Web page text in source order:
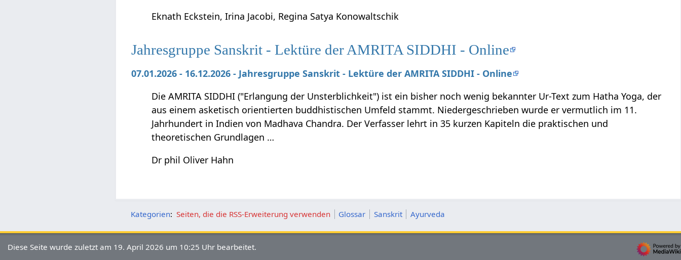
Eknath Eckstein, Irina Jacobi, Regina Satya Konowaltschik
Jahresgruppe Sanskrit - Lektüre der AMRITA SIDDHI - Online
07.01.2026 - 16.12.2026 - Jahresgruppe Sanskrit - Lektüre der AMRITA SIDDHI - Online
Die AMRITA SIDDHI ("Erlangung der Unsterblichkeit") ist ein bisher noch wenig bekannter Ur-Text zum Hatha Yoga, der
aus einem asketisch orientierten buddhistischen Umfeld stammt. Niedergeschrieben wurde er vermutlich im 11.
Jahrhundert in Indien von Madhava Chandra. Der Verfasser lehrt in 35 kurzen Kapiteln die praktischen und
theoretischen Grundlagen …
Dr phil Oliver Hahn
Kategorien: Seiten, die die RSS-Erweiterung verwenden Glossar Sanskrit Ayurveda
Diese Seite wurde zuletzt am 19. April 2026 um 10:25 Uhr bearbeitet.